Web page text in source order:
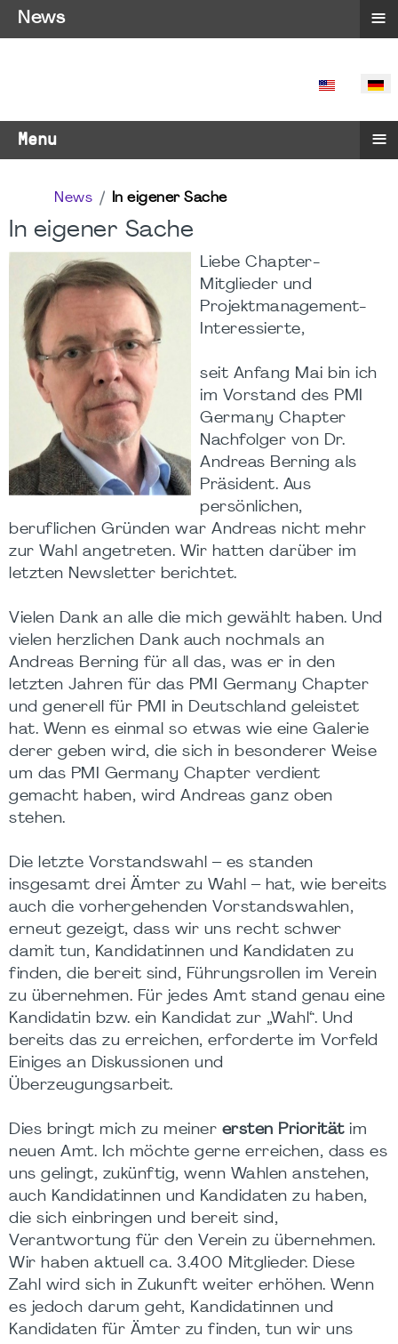
SPRACHE
Menu ≡
News In eigener Sache
In eigener Sache
Liebe Chapter-
Mitglieder und
Projektmanagement-
Interessierte,
seit Anfang Mai bin ich
im Vorstand des PMI
Germany Chapter
Nachfolger von Dr.
Andreas Berning als
Präsident. Aus
persönlichen,
beruflichen Gründen war Andreas nicht mehr
zur Wahl angetreten. Wir hatten darüber im
letzten Newsletter berichtet.
Vielen Dank an alle die mich gewählt haben. Und
vielen herzlichen Dank auch nochmals an
Andreas Berning für all das, was er in den
letzten Jahren für das PMI Germany Chapter
und generell für PMI in Deutschland geleistet
hat. Wenn es einmal so etwas wie eine Galerie
derer geben wird, die sich in besonderer Weise
um das PMI Germany Chapter verdient
gemacht haben, wird Andreas ganz oben
stehen.
Die letzte Vorstandswahl – es standen
insgesamt drei Ämter zu Wahl – hat, wie bereits
auch die vorhergehenden Vorstandswahlen,
erneut gezeigt, dass wir uns recht schwer
damit tun, Kandidatinnen und Kandidaten zu
finden, die bereit sind, Führungsrollen im Verein
zu übernehmen. Für jedes Amt stand genau eine
Kandidatin bzw. ein Kandidat zur „Wahl“. Und
bereits das zu erreichen, erforderte im Vorfeld
Einiges an Diskussionen und
Überzeugungsarbeit.
Dies bringt mich zu meiner ersten Prioritätim
neuen Amt. Ich möchte gerne erreichen, dass es
uns gelingt, zukünftig, wenn Wahlen anstehen,
auch Kandidatinnen und Kandidaten zu haben,
die sich einbringen und bereit sind,
Verantwortung für den Verein zu übernehmen.
Wir haben aktuell ca. 3.400 Mitglieder. Diese
Zahl wird sich in Zukunft weiter erhöhen. Wenn
es jedoch darum geht, Kandidatinnen und
Kandidaten für Ämter zu finden, tun wir uns
News ≡